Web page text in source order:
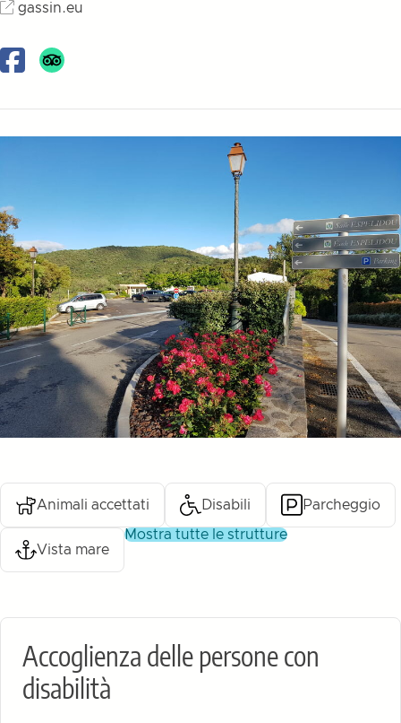
Animali accettati Disabili Parcheggio
Vista mare
mostra tutte le strutture
Accoglienza delle persone con
disabilità
gassin.eu
Facebook